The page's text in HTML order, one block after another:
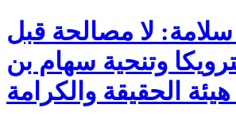
لا مصالحة قبل
وتنحية سهام بن
الحقيقة والكرامة